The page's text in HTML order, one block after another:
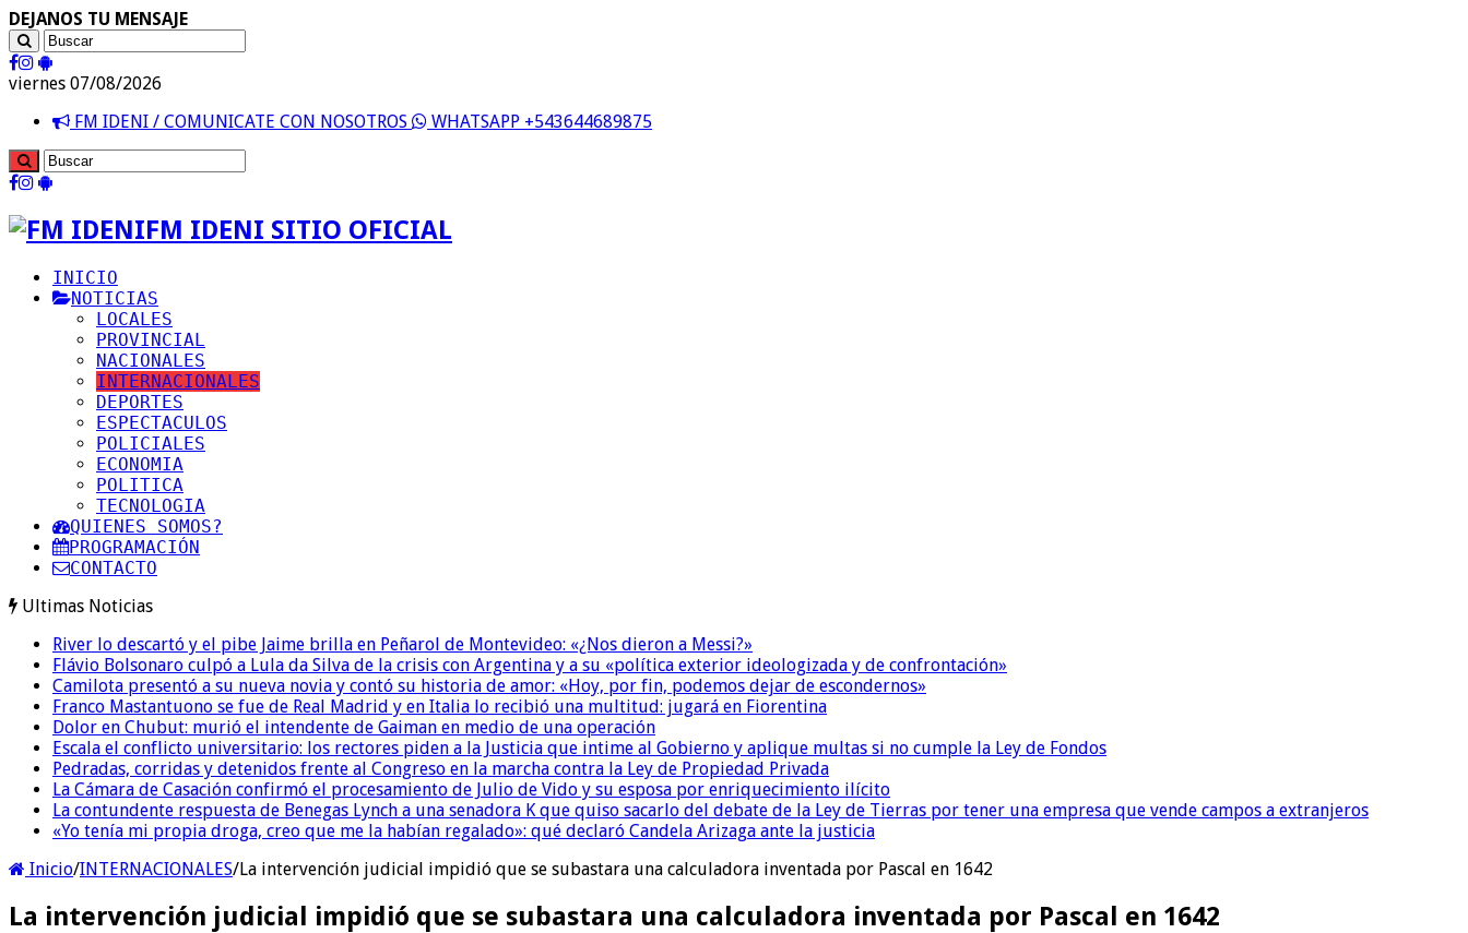
DEJANOS TU MENSAJE
viernes 07/08/2026
FM IDENI / COMUNICATE CON NOSOTROS
WHATSAPP +543644689875
FM IDENI SITIO OFICIAL
INICIO
NOTICIAS
LOCALES
PROVINCIAL
NACIONALES
INTERNACIONALES
DEPORTES
ESPECTACULOS
POLICIALES
ECONOMIA
POLITICA
TECNOLOGIA
QUIENES SOMOS?
PROGRAMACIÓN
CONTACTO
Ultimas Noticias
River lo descartó y el pibe Jaime brilla en Peñarol de Montevideo: «¿Nos dieron a Messi?»
Flávio Bolsonaro culpó a Lula da Silva de la crisis con Argentina y a su «política exterior ideologizada y de confrontación»
Camilota presentó a su nueva novia y contó su historia de amor: «Hoy, por fin, podemos dejar de escondernos»
Franco Mastantuono se fue de Real Madrid y en Italia lo recibió una multitud: jugará en Fiorentina
Dolor en Chubut: murió el intendente de Gaiman en medio de una operación
Escala el conflicto universitario: los rectores piden a la Justicia que intime al Gobierno y aplique multas si no cumple la Ley de Fondos
Pedradas, corridas y detenidos frente al Congreso en la marcha contra la Ley de Propiedad Privada
La Cámara de Casación confirmó el procesamiento de Julio de Vido y su esposa por enriquecimiento ilícito
La contundente respuesta de Benegas Lynch a una senadora K que quiso sacarlo del debate de la Ley de Tierras por tener una empresa que vende campos a extranjeros
«Yo tenía mi propia droga, creo que me la habían regalado»: qué declaró Candela Arizaga ante la justicia
Inicio/INTERNACIONALES/La intervención judicial impidió que se subastara una calculadora inventada por Pascal en 1642
La intervención judicial impidió que se subastara una calculadora inventada por Pascal en 1642